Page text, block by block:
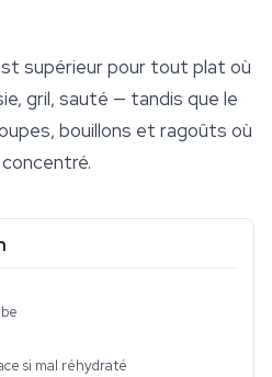
supérieur pour tout plat où
gril, sauté — tandis que le
bouillons et ragoûts où
si mal réhydraté